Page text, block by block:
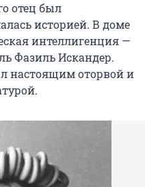
отец был
историей. В доме
интеллигенция —
Фазиль Искандер.
настоящим оторвой и